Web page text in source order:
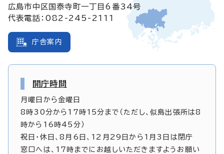
広島市中区国泰寺町一丁目6番34号
代表電話：082-245-2111
庁舎案内
開庁時間
月曜日から金曜日
8時30分から17時15分まで（ただし、似島出張所は8
時から16時45分）
祝日・休日、8月6日、12月29日から1月3日は閉庁
窓口へは、17時までにお越しいただきますようお願い